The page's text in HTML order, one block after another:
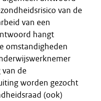
van de
van een
hangt
omstandigheden
de
worden gezocht
(ook)